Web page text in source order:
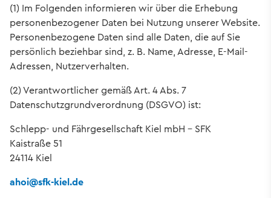
(1) Im Folgenden informieren wir über die Erhebung
personenbezogener Daten bei Nutzung unserer Website.
Personenbezogene Daten sind alle Daten, die auf Sie
persönlich beziehbar sind, z. B. Name, Adresse, E-Mail-
Adressen, Nutzerverhalten.
(2) Verantwortlicher gemäß Art. 4 Abs. 7
Datenschutzgrundverordnung (DSGVO) ist:
Schlepp- und Fährgesellschaft Kiel mbH – SFK
Kaistraße 51
24114 Kiel
ahoi@sfk-kiel.de